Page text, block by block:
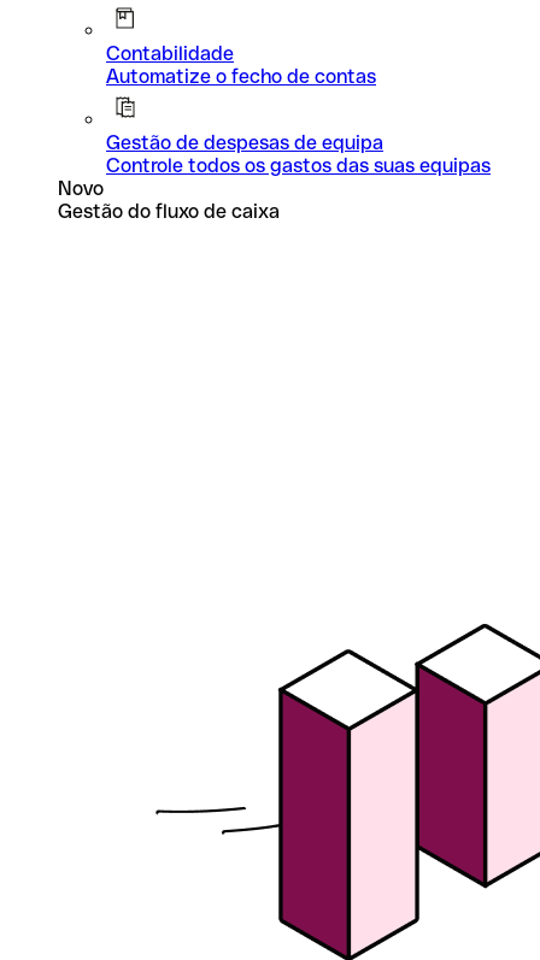
Contabilidade
Automatize o fecho de contas
Gestão de despesas de equipa
Controle todos os gastos das suas equipas
Novo
Gestão do fluxo de caixa